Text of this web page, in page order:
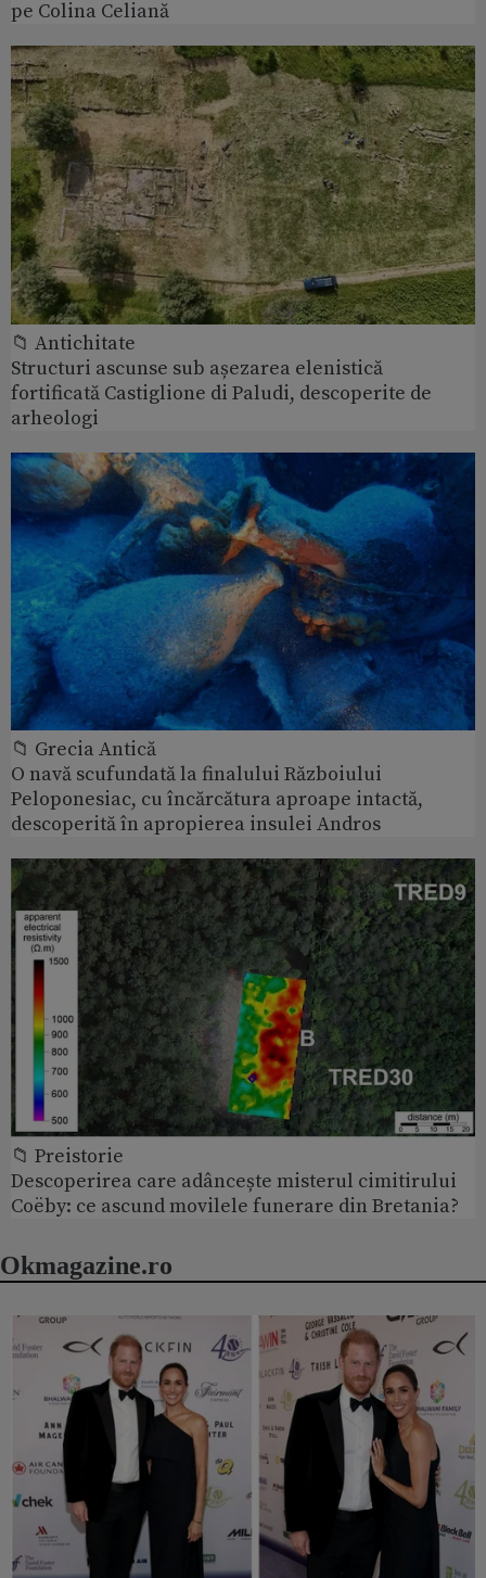
pe Colina Celiană
📁 Antichitate
Structuri ascunse sub așezarea elenistică
fortificată Castiglione di Paludi, descoperite de
arheologi
📁 Grecia Antică
O navă scufundată la finalului Războiului
Peloponesiac, cu încărcătura aproape intactă,
descoperită în apropierea insulei Andros
📁 Preistorie
Descoperirea care adâncește misterul cimitirului
Coëby: ce ascund movilele funerare din Bretania?
Okmagazine.ro